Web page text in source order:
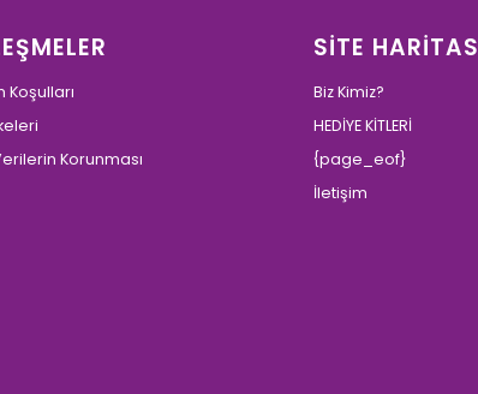
Koşulları
Korunması
SİTE
Biz Kimiz?
HEDİYE KİTLERİ
{page_eof}
İletişim